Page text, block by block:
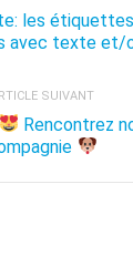
les
avec texte et/
SUIVANT
Rencontrez